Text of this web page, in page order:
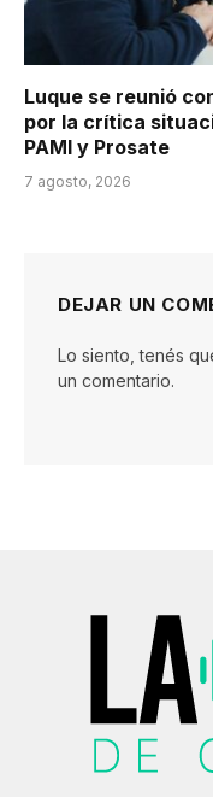
Luque se reunió
por la crítica
PAMI y Prosate
7 agosto, 2026
DEJAR UN
Lo siento, tenés
un comentario.